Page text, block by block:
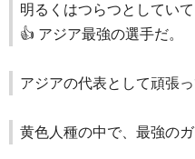
明るくはつらつとしてい
👍️ アジア最強の選手だ。
アジアの代表として頑張っ
黄色人種の中で、最強の